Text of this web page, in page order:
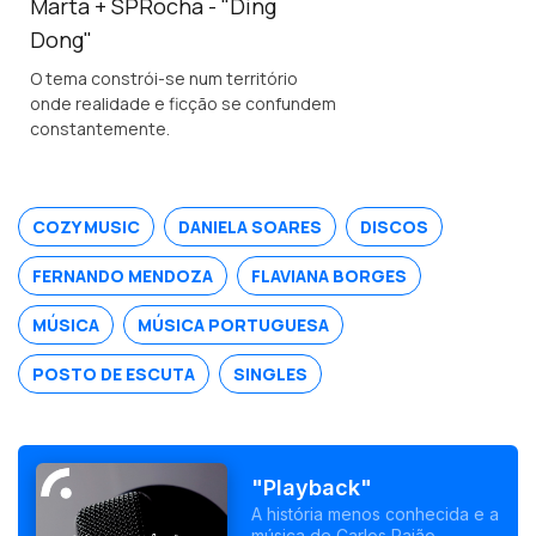
Dong"
O tema constrói-se num território
onde realidade e ficção se confundem
constantemente.
COZY MUSIC DANIELA SOARES DISCOS
FERNANDO MENDOZA FLAVIANA BORGES
MÚSICA MÚSICA PORTUGUESA
POSTO DE ESCUTA SINGLES
"Playback"
A história menos conhecida e a